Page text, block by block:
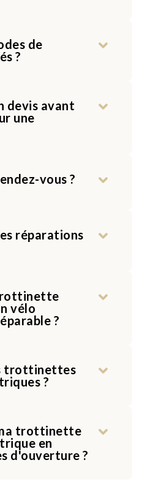
de
?
devis avant
une
vous ?
réparations
vélo
?
trottinettes
?
trottinette
en
d'ouverture ?